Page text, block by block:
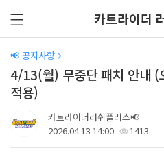
카트라이더
📢 공지사항
4/13(월) 무중단 패치 안내 (
적용)
카트라이더러쉬플러스📢
2026.04.13 14:00
1413